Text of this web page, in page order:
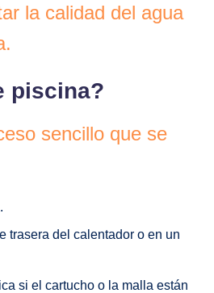
la calidad del agua
piscina?
sencillo que se
trasera del calentador o en un
si el cartucho o la malla están